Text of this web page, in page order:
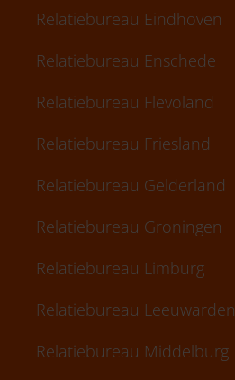
Relatiebureau Eindhoven
Relatiebureau Enschede
Relatiebureau Flevoland
Relatiebureau Friesland
Relatiebureau Gelderland
Relatiebureau Groningen
Relatiebureau Limburg
Relatiebureau Leeuwarden
Relatiebureau Middelburg